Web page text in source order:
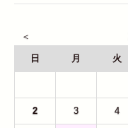
日 月 火
2 3 4